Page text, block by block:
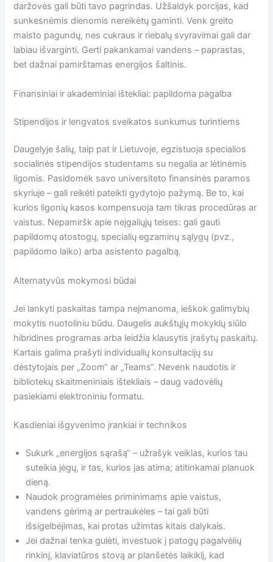
daržovės gali būti tavo pagrindas. Užšaldyk porcijas, kad
sunkesnėmis dienomis nereikėtų gaminti. Venk greito
maisto pagundų, nes cukraus ir riebalų svyravimai gali dar
labiau išvarginti. Gerti pakankamai vandens – paprastas,
bet dažnai pamirštamas energijos šaltinis.
Finansiniai ir akademiniai ištekliai: papildoma pagalba
Stipendijos ir lengvatos sveikatos sunkumus turintiems
Daugelyje šalių, taip pat ir Lietuvoje, egzistuoja specialios
socialinės stipendijos studentams su negalia ar lėtinėmis
ligomis. Pasidomėk savo universiteto finansinės paramos
skyriuje – gali reikėti pateikti gydytojo pažymą. Be to, kai
kurios ligonių kasos kompensuoja tam tikras procedūras ar
vaistus. Nepamiršk apie neįgaliųjų teises: gali gauti
papildomų atostogų, specialių egzaminų sąlygų (pvz.,
papildomo laiko) arba asistento pagalbą.
Alternatyvūs mokymosi būdai
Jei lankyti paskaitas tampa neįmanoma, ieškok galimybių
mokytis nuotoliniu būdu. Daugelis aukštųjų mokyklų siūlo
hibridines programas arba leidžia klausytis įrašytų paskaitų.
Kartais galima prašyti individualių konsultacijų su
dėstytojais per „Zoom“ ar „Teams“. Nevenk naudotis ir
bibliotekų skaitmeniniais ištekliais – daug vadovėlių
pasiekiami elektroniniu formatu.
Kasdieniai išgyvenimo įrankiai ir technikos
Sukurk „energijos sąrašą“ – užrašyk veiklas, kurios tau
suteikia jėgų, ir tas, kurios jas atima; atitinkamai planuok
dieną.
Naudok programėles priminimams apie vaistus,
vandens gėrimą ar pertraukėles – tai gali būti
išsigelbėjimas, kai protas užimtas kitais dalykais.
Jei dažnai tenka gulėti, investuok į patogų pagalvėlių
rinkinį, klaviatūros stovą ar planšetės laikiklį, kad